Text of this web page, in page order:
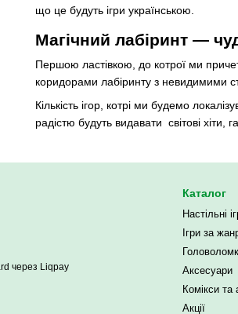
що це будуть ігри українською.
Магічний лабіринт —
Першою ластівкою, до котрої ми
коридорами лабіринту з невидимими
Кількість ігор, котрі ми будемо
радістю будуть видавати світові хіти,
Каталог
Настільні
Ігри за
Аксесуари
Комікси та
Акції